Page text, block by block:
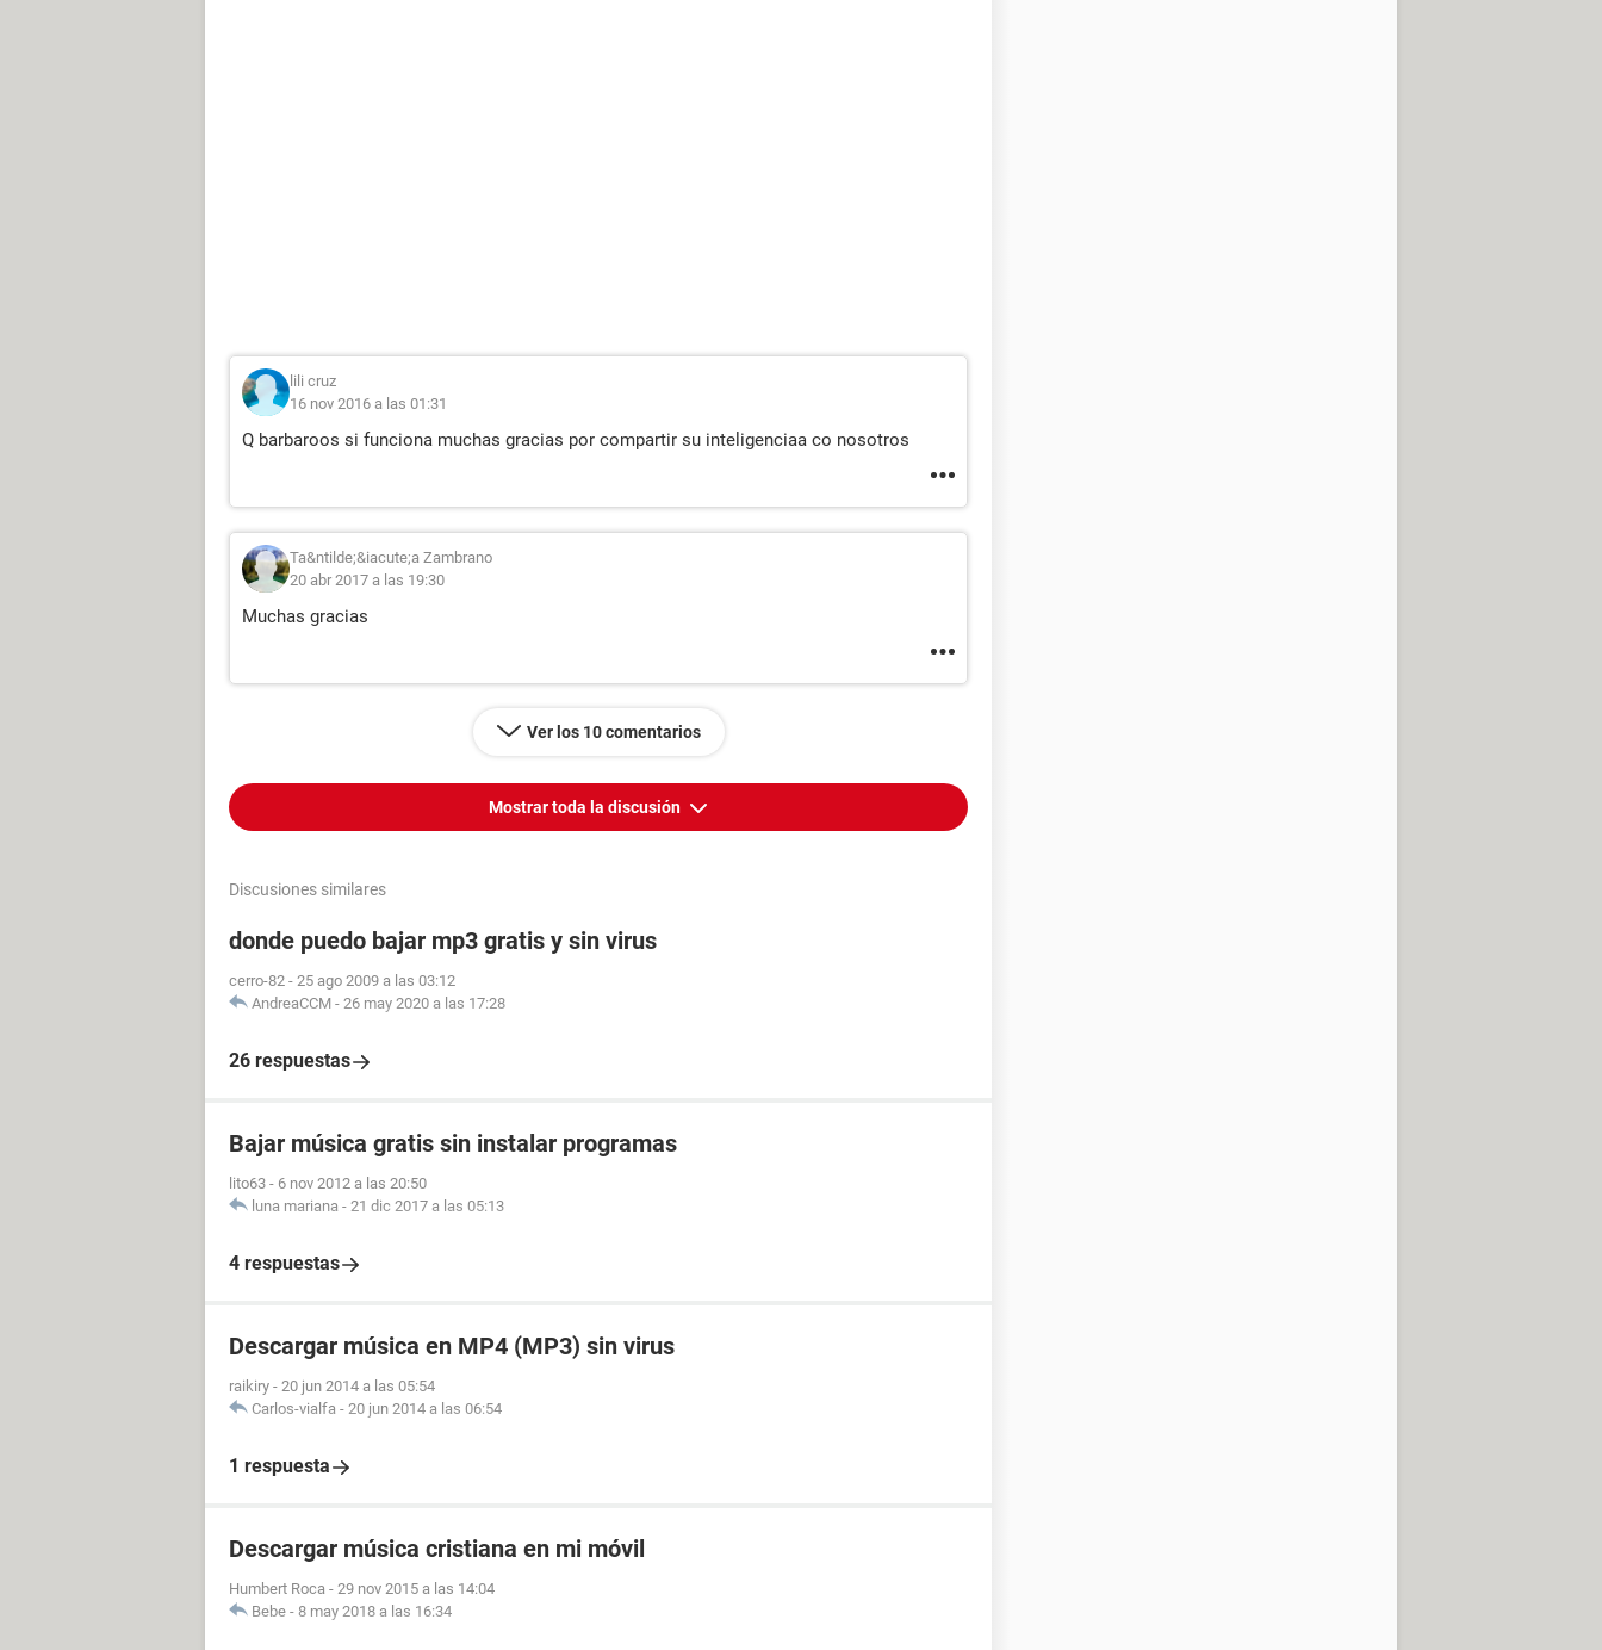
lili cruz
16 nov 2016 a las 01:31
Q barbaroos si funciona muchas gracias por compartir su inteligenciaa co nosotros
Ta&ntilde;&iacute;a Zambrano
20 abr 2017 a las 19:30
Muchas gracias
Ver los 10 comentarios
Mostrar toda la discusión
Discusiones similares
donde puedo bajar mp3 gratis y sin virus
cerro-82 - 25 ago 2009 a las 03:12
AndreaCCM - 26 may 2020 a las 17:28
26 respuestas
Bajar música gratis sin instalar programas
lito63 - 6 nov 2012 a las 20:50
luna mariana - 21 dic 2017 a las 05:13
4 respuestas
Descargar música en MP4 (MP3) sin virus
raikiry - 20 jun 2014 a las 05:54
Carlos-vialfa - 20 jun 2014 a las 06:54
1 respuesta
Descargar música cristiana en mi móvil
Humbert Roca - 29 nov 2015 a las 14:04
Bebe - 8 may 2018 a las 16:34